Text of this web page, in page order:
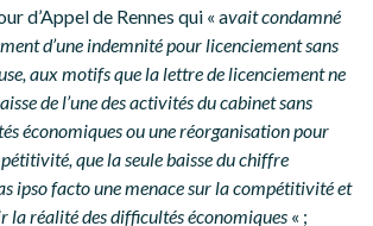
d’Appel de Rennes qui « avait condamné
d’une indemnité pour licenciement sans
aux motifs que la lettre de licenciement ne
de l’une des activités du cabinet sans
économiques ou une réorganisation pour
que la seule baisse du chiffre
ipso facto une menace sur la compétitivité et
la réalité des difficultés économiques « ;